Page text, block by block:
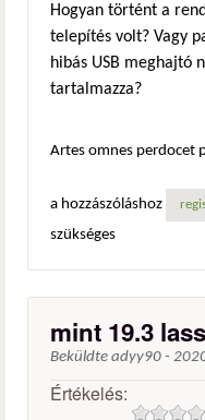
Hogyan történt a
telepítés volt? Vagy
hibás USB meghajtó
tartalmazza?
Artes omnes perdocet
a hozzászóláshoz
szükséges
mint 19.3
Beküldte adyy90 -
Értékelés: